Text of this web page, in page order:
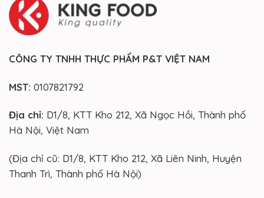
CÔNG TY TNHH THỰC PHẨM P&T VIỆT NAM
MST: 0107821792
Địa chỉ: D1/8, KTT Kho 212, Xã Ngọc Hồi, Thành phố
Hà Nội, Việt Nam
(Địa chỉ cũ: D1/8, KTT Kho 212, Xã Liên Ninh, Huyện
Thanh Trì, Thành phố Hà Nội)